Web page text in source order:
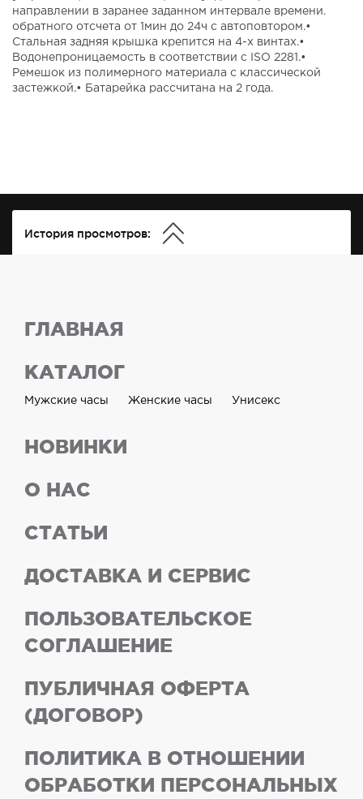
направлении в заранее заданном интервале времени.
обратного отсчета от 1мин до 24ч с автоповтором.•
Стальная задняя крышка крепится на 4-х винтах.•
Водонепроницаемость в соответствии с ISO 2281.•
Ремешок из полимерного материала с классической
застежкой.• Батарейка рассчитана на 2 года.
История просмотров:
ГЛАВНАЯ
КАТАЛОГ
Мужские часы Женские часы Унисекс
НОВИНКИ
О НАС
СТАТЬИ
ДОСТАВКА И СЕРВИС
ПОЛЬЗОВАТЕЛЬСКОЕ
СОГЛАШЕНИЕ
ПУБЛИЧНАЯ ОФЕРТА
(ДОГОВОР)
ПОЛИТИКА В ОТНОШЕНИИ
ОБРАБОТКИ ПЕРСОНАЛЬНЫХ